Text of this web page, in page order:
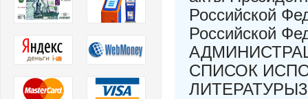
Российской
Российской
СПИСОК